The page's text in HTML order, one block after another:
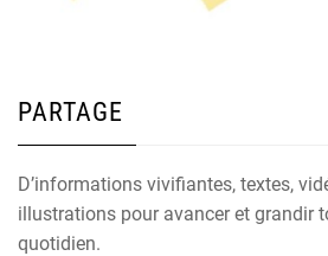
PARTAGE
D’informations vivifiantes, textes,
illustrations pour avancer et grandir
quotidien.